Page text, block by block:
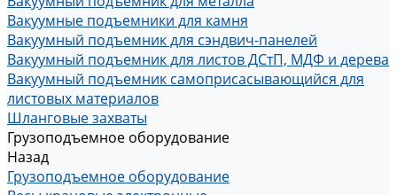
Вакуумные подъемники для камня
Вакуумный подъемник для сэндвич-панелей
Вакуумный подъемник для листов ДСтП, МДФ и дерева
Вакуумный подъемник самоприсасывающийся для
листовых материалов
Шланговые захваты
Грузоподъемное оборудование
Назад
Грузоподъемное оборудование